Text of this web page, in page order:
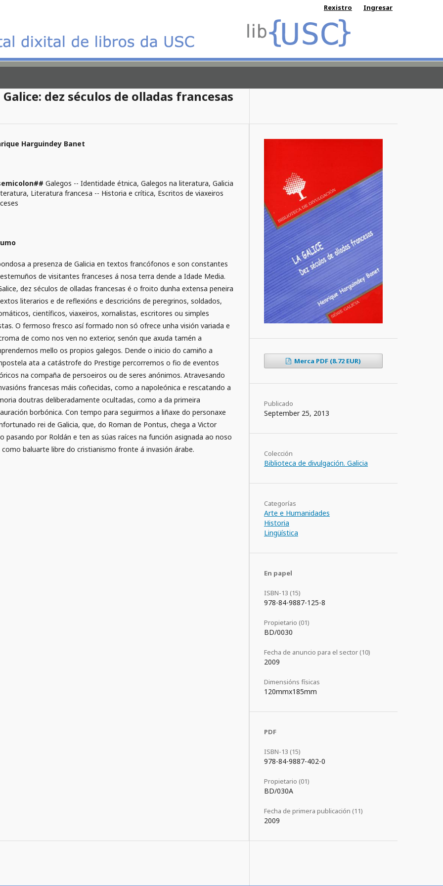
Rexistro Ingresar
Galice: dez séculos de olladas francesas
Harguindey Banet
Galegos -- Identidade étnica, Galegos na literatura, Galicia
Literatura francesa -- Historia e crítica, Escritos de viaxeiros
a presenza de Galicia en textos francófonos e son constantes
de visitantes franceses á nosa terra dende a Idade Media.
dez séculos de olladas francesas é o froito dunha extensa peneira
literarios e de reflexións e descricións de peregrinos, soldados,
científicos, viaxeiros, xornalistas, escritores ou simples
O fermoso fresco así formado non só ofrece unha visión variada e
de como nos ven no exterior, senón que axuda tamén a
mello os propios galegos. Dende o inicio do camiño a
ata a catástrofe do Prestige percorremos o fio de eventos
na compaña de persoeiros ou de seres anónimos. Atravesando
francesas máis coñecidas, como a napoleónica e rescatando a
doutras deliberadamente ocultadas, como a da primeira
borbónica. Con tempo para seguirmos a liñaxe do personaxe
rei de Galicia, que, do Roman de Pontus, chega a Victor
pasando por Roldán e ten as súas raíces na función asignada ao noso
como baluarte libre do cristianismo fronte á invasión árabe.
Merca PDF (8.72 EUR)
Publicado
September 25, 2013
Colección
Biblioteca de divulgación. Galicia
Categorías
Arte e Humanidades
Historia
Lingüística
En papel
ISBN-13 (15)
978-84-9887-125-8
Propietario (01)
BD/0030
Fecha de anuncio para el sector (10)
2009
Dimensións físicas
120mmx185mm
PDF
ISBN-13 (15)
978-84-9887-402-0
Propietario (01)
BD/030A
Fecha de primera publicación (11)
2009